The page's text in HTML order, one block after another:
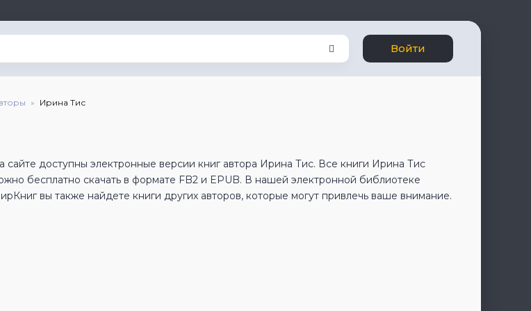
Войти
Ирина Тис
сайте доступны электронные версии книг автора Ирина Тис. Все книги Ирина Тис
бесплатно скачать в формате FB2 и EPUB. В нашей электронной библиотеке
вы также найдете книги других авторов, которые могут привлечь ваше внимание.